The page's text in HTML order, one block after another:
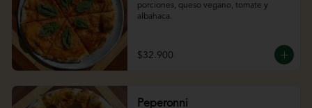
porciones, queso vegano, tomate y
albahaca.
$32.900
Peperonni